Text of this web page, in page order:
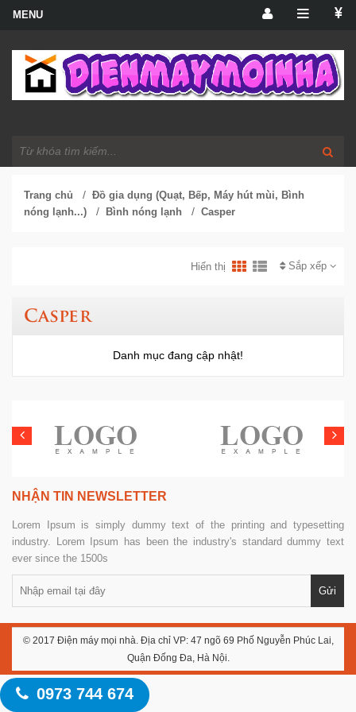
Trang chủ / Đồ gia dụng (Quạt, Bếp, Máy hút mùi, Bình
nóng lạnh...) / Bình nóng lạnh / Casper
Sắp xếp
Hiển thị
Casper
Danh mục đang cập nhật!
NHẬN TIN NEWSLETTER
Lorem Ipsum is simply dummy text of the printing and typesetting
industry. Lorem Ipsum has been the industry's standard dummy text
ever since the 1500s
© 2017 Điện máy mọi nhà. Địa chỉ VP: 47 ngõ 69 Phố Nguyễn Phúc Lai,
Quận Đống Đa, Hà Nội.
0973 744 674